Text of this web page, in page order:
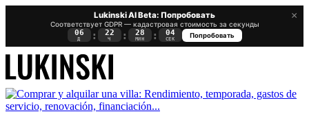
×
Lukinski AI Beta: Попробовать
Соответствует GDPR — кадастровая стоимость за секунды
06
Д : 22
Ч : 28
МИН : 03
СЕК
Попробовать